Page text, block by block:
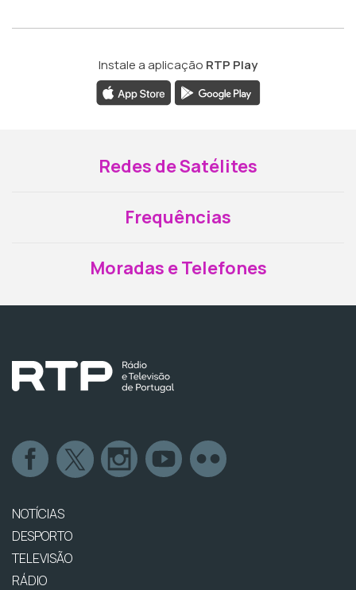
Instale a aplicação RTP Play
Redes de Satélites
Frequências
Moradas e Telefones
NOTÍCIAS
DESPORTO
TELEVISÃO
RÁDIO